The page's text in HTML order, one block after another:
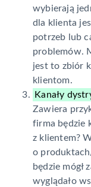
wybierają
dla klienta
potrzeb lub
problemów.
jest to zbiór
klientom.
Kanały
Zawiera
firma będzie
z klientem?
o
będzie mógł
wyglądało